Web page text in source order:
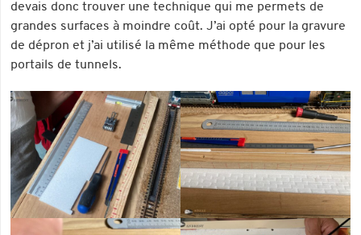
devais donc trouver une technique qui me permets de
grandes surfaces à moindre coût. J’ai opté pour la gravure
de dépron et j’ai utilisé la même méthode que pour les
portails de tunnels.